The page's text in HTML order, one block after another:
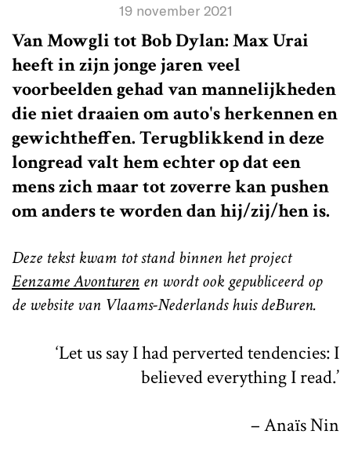
19 november 2021
Van Mowgli tot Bob Dylan: Max Urai
heeft in zijn jonge jaren veel
voorbeelden gehad van mannelijkheden
die niet draaien om auto's herkennen en
gewichtheffen. Terugblikkend in deze
longread valt hem echter op dat een
mens zich maar tot zoverre kan pushen
om anders te worden dan hij/zij/hen is.
Deze tekst kwam tot stand binnen het project
Eenzame Avonturen en wordt ook gepubliceerd op
de website van Vlaams-Nederlands huis deBuren.
‘Let us say I had perverted tendencies: I
believed everything I read.’
– Anaïs Nin